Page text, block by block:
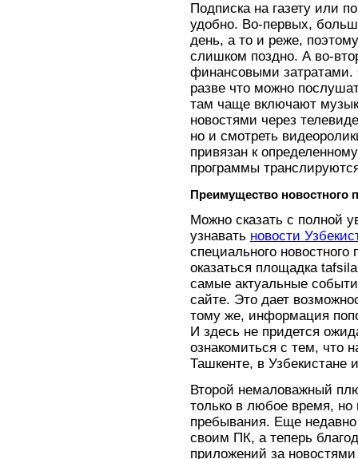
Подписка на газету или
удобно. Во-первых,
день, а то и реже,
слишком поздно. А во-
финансовыми затратами.
разве что можно
там чаще включают
новостями через
но и смотреть
привязан к
программы
Преимущество новостного
Можно сказать с полной
узнавать новости
специального
оказаться площадка
самые актуальные
сайте. Это дает
тому же, информация
И здесь не придется
ознакомиться с тем, что
Ташкенте, в Узбекистане
Второй немаловажный
только в любое время, но
пребывания. Еще недавно
своим ПК, а теперь
приложений за